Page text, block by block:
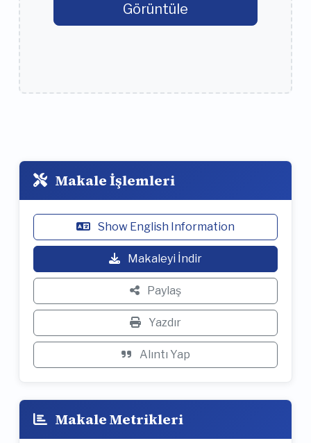
Görüntüle
Makale İşlemleri
Show English Information
Makaleyi İndir
Paylaş
Yazdır
Alıntı Yap
Makale Metrikleri